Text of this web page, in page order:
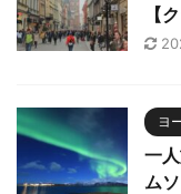
【
ヨ
一
ム